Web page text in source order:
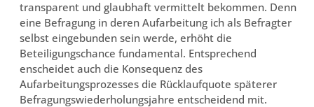
transparent und glaubhaft vermittelt bekommen. Denn
eine Befragung in deren Aufarbeitung ich als Befragter
selbst eingebunden sein werde, erhöht die
Beteiligungschance fundamental. Entsprechend
enscheidet auch die Konsequenz des
Aufarbeitungsprozesses die Rücklaufquote späterer
Befragungswiederholungsjahre entscheidend mit.